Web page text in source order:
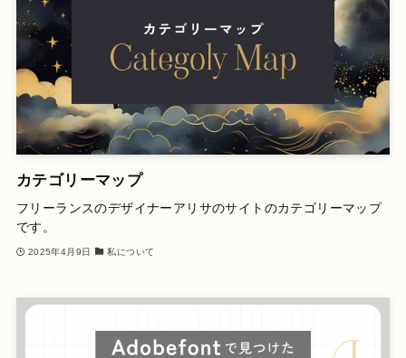
カテゴリーマップ
フリーランスのデザイナーアリサのサイトのカテゴリーマップ
です。
2025年4月9日 私について